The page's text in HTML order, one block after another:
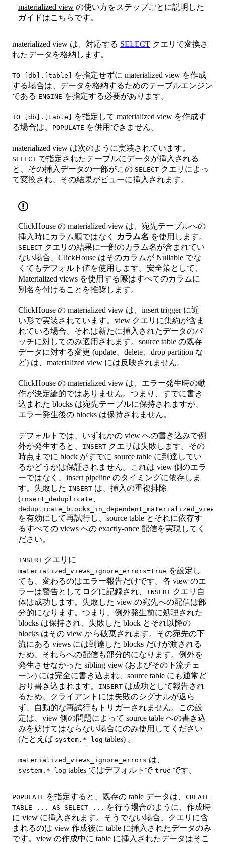
materialized view の使い方をステップごとに説明した
ガイドはこちらです。
materialized view は、対応する SELECT クエリで変換さ
れたデータを格納します。
TO [db].[table]
を指定せずに materialized view を作成
する場合は、データを格納するためのテーブルエンジン
である ENGINE を指定する必要があります。
TO [db].[table]
を指定して materialized view を作成す
る場合は、
POPULATE を併用できません。
materialized view は次のように実装されています。
SELECT で指定されたテーブルにデータが挿入される
と、その挿入データの一部がこの SELECT クエリによっ
て変換され、その結果がビューに挿入されます。
ClickHouse の materialized view は、宛先テーブルへの
挿入時にカラム順ではなく
カラム名 を使用します。
SELECT クエリの結果に一部のカラム名が含まれてい
ない場合、ClickHouse はそのカラムが Nullable でな
くてもデフォルト値を使用します。安全策として、
Materialized views を使用する際はすべてのカラムに
別名を付けることを推奨します。
ClickHouse の materialized view は、insert trigger に近
い形で実装されています。view クエリに集約が含ま
れている場合、それは新たに挿入されたデータのバ
ッチに対してのみ適用されます。source table の既存
データに対する変更 (update、delete、drop partition な
ど) は、materialized view には反映されません。
ClickHouse の materialized view は、エラー発生時の動
作が決定論的ではありません。つまり、すでに書き
込まれた blocks は宛先テーブルに保持されますが、
エラー発生後の blocks は保持されません。
デフォルトでは、いずれかの view への書き込みで例
外が発生すると、
INSERT クエリは失敗します。その
時点までに block がすでに source table に到達してい
るかどうかは保証されません。これは view 側のエラ
ーではなく、insert pipeline のタイミングに依存しま
す。失敗した INSERT は、挿入の重複排除
(insert_deduplicate
deduplicate_blocks_in_dependent_materialized_views
を有効にして再試行し、source table とそれに依存す
るすべての views への exactly-once 配信を実現してく
ださい。
INSERT クエリに
materialized_views_ignore_errors=true を設定し
ても、変わるのはエラー報告だけです。各 view のエ
ラーは警告としてログに記録され、
INSERT クエリ自
体は成功します。失敗した view の宛先への配信は部
分的になります。つまり、例外発生前に処理された
blocks は保持され、失敗した block とそれ以降の
blocks はその view から破棄されます。その宛先の下
流にある views には到達した blocks だけが渡される
ため、それらへの配信も部分的になります。例外を
発生させなかった sibling view (およびその下流チェ
ーン) には完全に書き込まれ、source table にも通常ど
おり書き込まれます。
INSERT は成功として報告され
るため、クライアントには失敗のシグナルが返ら
ず、自動的な再試行もトリガーされません。この設
定は、view 側の問題によって source table への書き込
みを妨げてはならない場合にのみ使用してください
(たとえば system.*_log tables) 。
materialized_views_ignore_errors は、
system.*_log tables ではデフォルトで true です。
POPULATE を指定すると、既存の table データは、 CREATE
TABLE ... AS SELECT ... を行う場合のように、作成時
に view に挿入されます。そうでない場合、クエリに含
まれるのは view 作成後に table に挿入されたデータのみ
です。view の作成中に table に挿入されたデータはそこ